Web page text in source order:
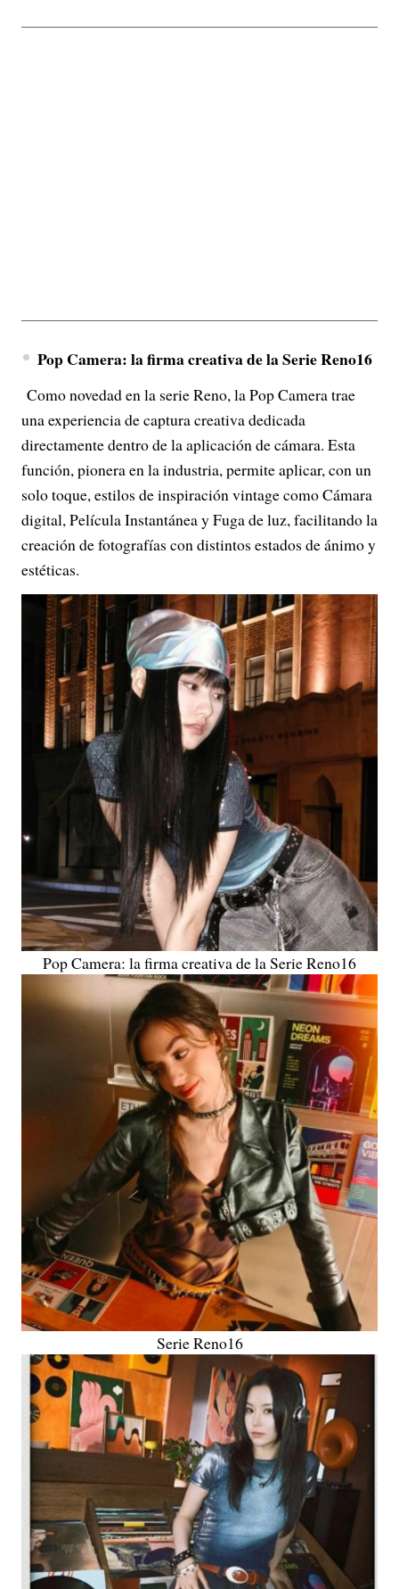
Pop Camera: la firma creativa de la Serie Reno16
Como novedad en la serie Reno, la Pop Camera trae
una experiencia de captura creativa dedicada
directamente dentro de la aplicación de cámara. Esta
función, pionera en la industria, permite aplicar, con un
solo toque, estilos de inspiración vintage como Cámara
digital, Película Instantánea y Fuga de luz, facilitando la
creación de fotografías con distintos estados de ánimo y
estéticas.
Pop Camera: la firma creativa de la Serie Reno16
Serie Reno16